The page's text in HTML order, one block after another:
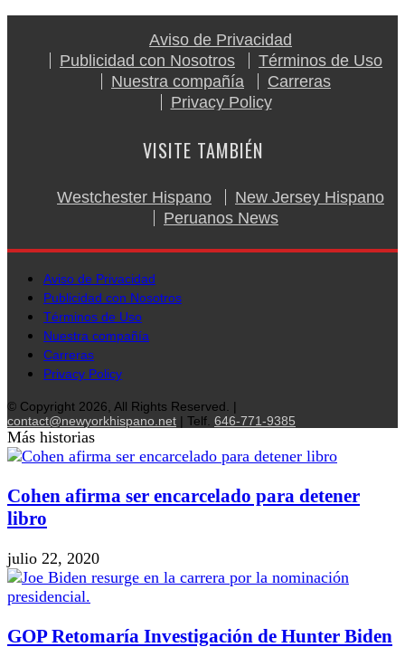
Aviso de Privacidad
Publicidad con Nosotros
Términos de Uso
Nuestra compañía
Carreras
Privacy Policy
VISITE TAMBIÉN
Westchester Hispano
New Jersey Hispano
Peruanos News
Aviso de Privacidad
Publicidad con Nosotros
Términos de Uso
Nuestra compañía
Carreras
Privacy Policy
© Copyright 2026, All Rights Reserved. |
contact@newyorkhispano.net | Telf. 646-771-9385
Más historias
Cohen afirma ser encarcelado para detener
libro
julio 22, 2020
GOP Retomaría Investigación de Hunter Biden